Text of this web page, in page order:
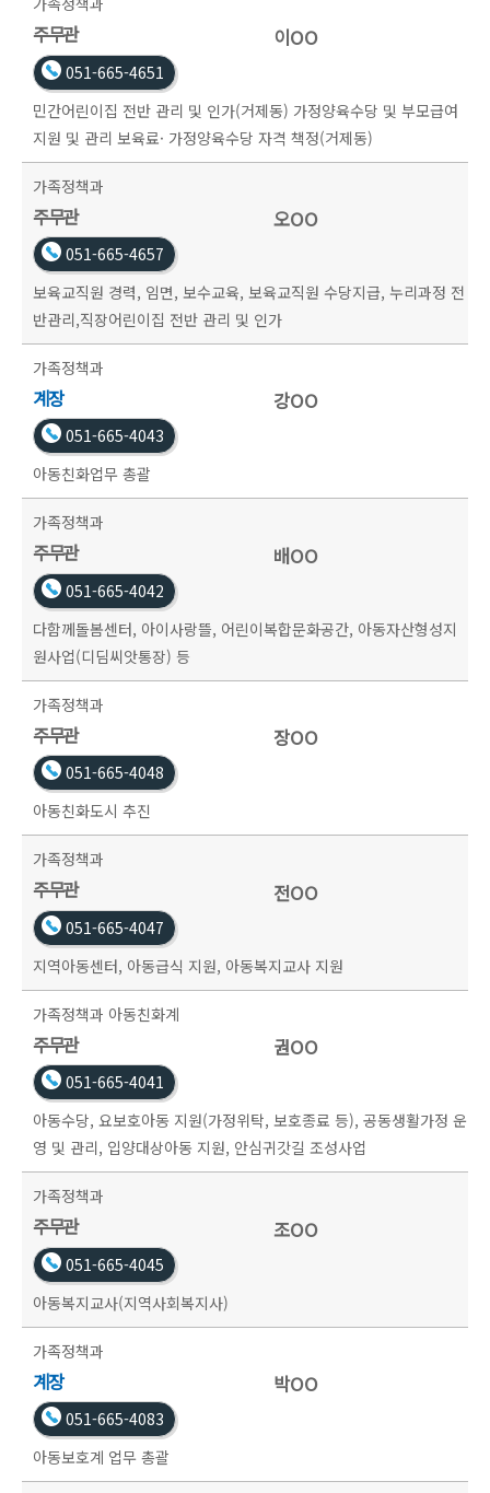
주무관 이OO
051-665-4651
민간어린이집 전반 관리 및 인가(거제동) 가정양육수당 및 부모급여
지원 및 관리 보육료· 가정양육수당 자격 책정(거제동)
가족정책과
주무관 오OO
051-665-4657
보육교직원 경력, 임면, 보수교육, 보육교직원 수당지급, 누리과정 전
반관리,직장어린이집 전반 관리 및 인가
가족정책과
계장 강OO
051-665-4043
아동친화업무 총괄
가족정책과
주무관 배OO
051-665-4042
다함께돌봄센터, 아이사랑뜰, 어린이복합문화공간, 아동자산형성지
원사업(디딤씨앗통장) 등
가족정책과
주무관 장OO
051-665-4048
아동친화도시 추진
가족정책과
주무관 전OO
051-665-4047
지역아동센터, 아동급식 지원, 아동복지교사 지원
가족정책과 아동친화계
주무관 권OO
051-665-4041
아동수당, 요보호아동 지원(가정위탁, 보호종료 등), 공동생활가정 운
영 및 관리, 입양대상아동 지원, 안심귀갓길 조성사업
가족정책과
주무관 조OO
051-665-4045
아동복지교사(지역사회복지사)
가족정책과
계장 박OO
051-665-4083
아동보호계 업무 총괄